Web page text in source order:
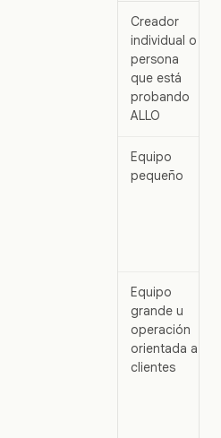
Creador
individual o
persona
que está
probando
ALLO
Equipo
pequeño
Equipo
grande u
operación
orientada a
clientes